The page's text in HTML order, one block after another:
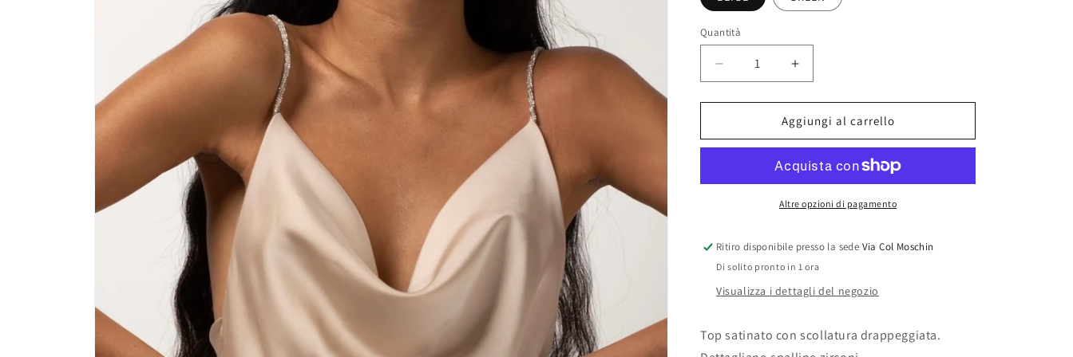
f
i
c
a
Quantità
Diminuisci
quantità
per
&quot;ARIA&quot;
Top
Aumenta
quantità
per
&quot;ARIA&quot;
Top
Aggiungi al carrello
Altre opzioni di pagamento
Ritiro disponibile presso la sede Via Col Moschin
Di solito pronto in 1 ora
Visualizza i dettagli del negozio
Top satinato con scollatura drappeggiata.